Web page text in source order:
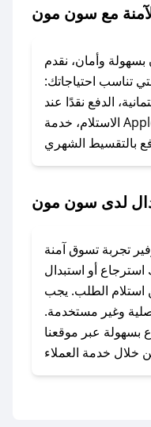
### ماذا أفعل إذا لم يعمل كود الخصم؟
البريد الإلكتروني،
أسرع وقت ممكن.
### ماذا أفعل إذا لم أجد كود خصم لمتجري
المفضل؟
المفضل، يمكنك
أسرع وقت ممكن.
### كيف تحصل على كوبونات خصم حصرية من
سون مون؟
حصرية، قم بما
يلي:
- اضغط على أيقونة متابعة لمتجر سون مون في
تطبيق صحصح.
مع سون مون
وأمان، نقدم
تناسب احتياجاتك:
الدفع نقدًا عند
الاستلام، خدمة Apple Pay، بالإضافة إلى إمكانية
لدى سون مون
تجربة تسوق آمنة
أو استبدال
خلال 7 أيام من استلام الطلب. يجب
وغير مستخدمة.
بسهولة عبر موقعنا